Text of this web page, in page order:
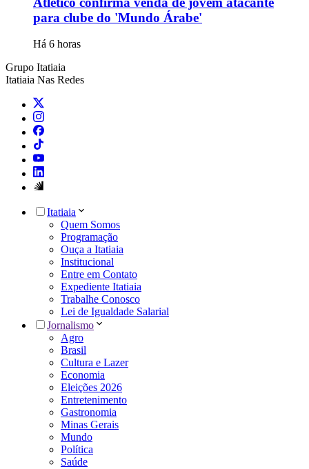
para clube do 'Mundo Árabe'
Há 6 horas
Grupo Itatiaia
Itatiaia Nas Redes
Itatiaia
Quem Somos
Programação
Ouça a Itatiaia
Institucional
Entre em Contato
Expediente Itatiaia
Trabalhe Conosco
Lei de Igualdade Salarial
Jornalismo
Agro
Brasil
Cultura e Lazer
Economia
Eleições 2026
Entretenimento
Gastronomia
Minas Gerais
Mundo
Política
Saúde